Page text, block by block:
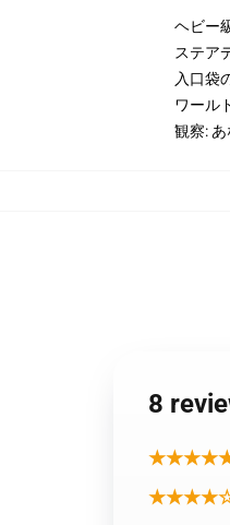
ヘビー
ステア
入口袋
ワール
観察:
8